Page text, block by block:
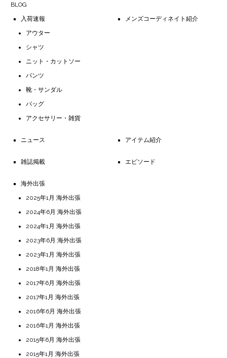
BLOG
入荷速報
アウター
シャツ
ニット・カットソー
パンツ
靴・サンダル
バッグ
アクセサリー・雑貨
メンズコーディネイト紹介
ニュース アイテム紹介
雑誌掲載 エピソード
海外出張
2025年1月 海外出張
2024年6月 海外出張
2024年1月 海外出張
2023年6月 海外出張
2023年1月 海外出張
2018年1月 海外出張
2017年6月 海外出張
2017年1月 海外出張
2016年6月 海外出張
2016年1月 海外出張
2015年6月 海外出張
2015年1月 海外出張